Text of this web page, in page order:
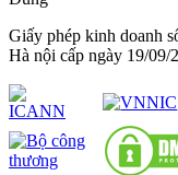
Giấy phép kinh doanh
Hà nội cấp ngày 19/09/